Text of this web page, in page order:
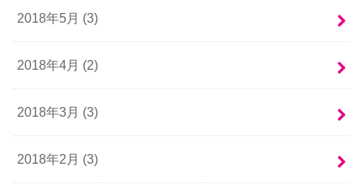
2018年5月 (3)
2018年4月 (2)
2018年3月 (3)
2018年2月 (3)